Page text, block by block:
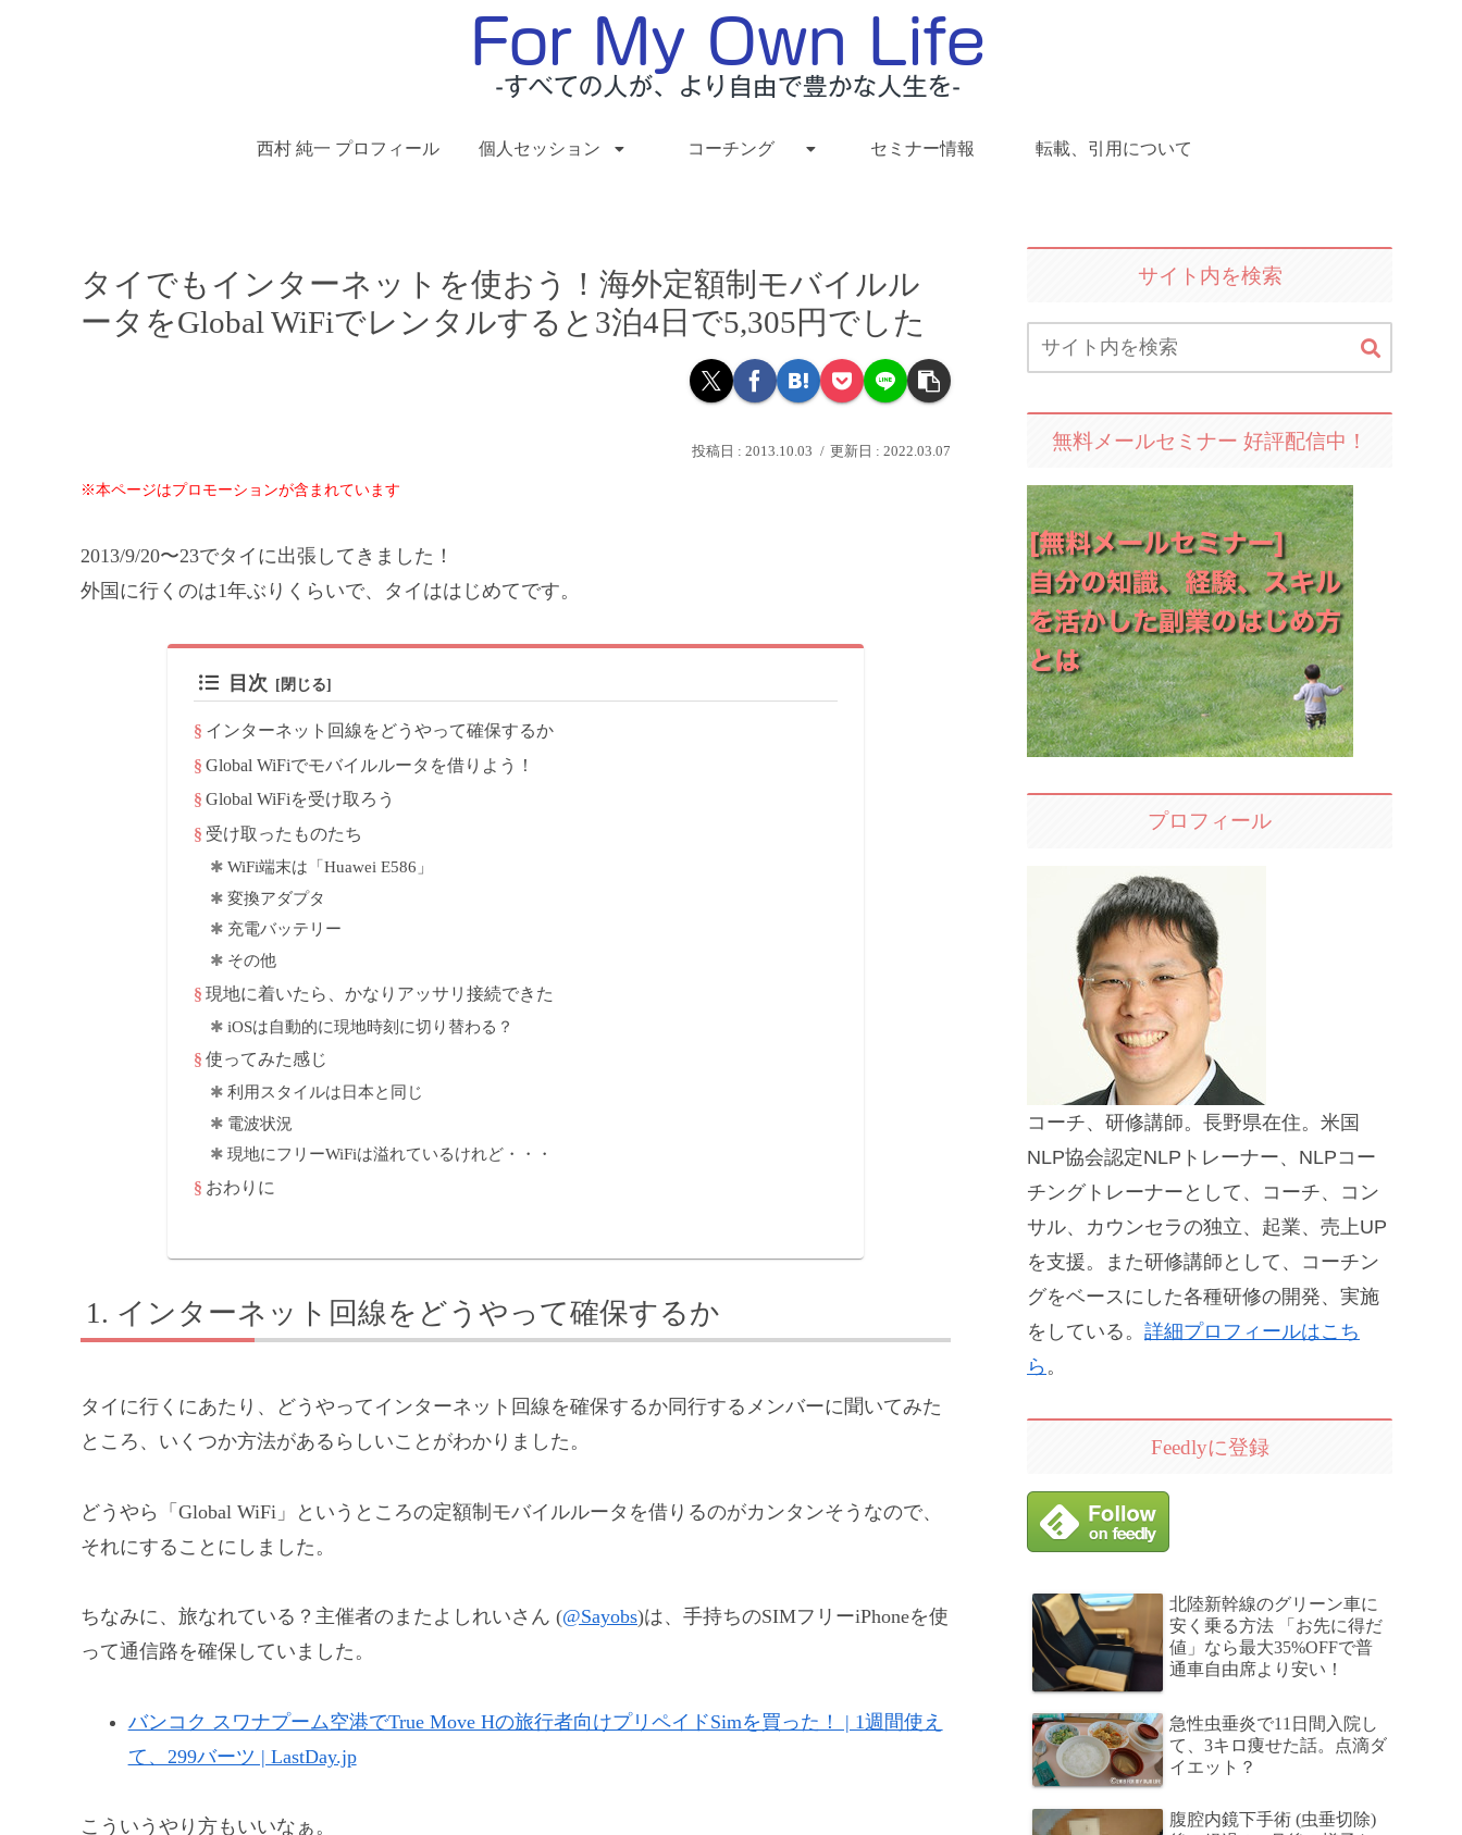
西村 純一 プロフィール 個人セッション コーチング セミナー情報 転載、引用について
タイでもインターネットを使おう！海外定額制モバイルル
ータをGlobal WiFiでレンタルすると3泊4日で5,305円でした
2013.10.03 2022.03.07
※本ページはプロモーションが含まれています
2013/9/20〜23でタイに出張してきました！
外国に行くのは1年ぶりくらいで、タイははじめてです。
目次
インターネット回線をどうやって確保するか
Global WiFiでモバイルルータを借りよう！
Global WiFiを受け取ろう
受け取ったものたち
WiFi端末は「Huawei E586」
変換アダプタ
充電バッテリー
その他
現地に着いたら、かなりアッサリ接続できた
iOSは自動的に現地時刻に切り替わる？
使ってみた感じ
利用スタイルは日本と同じ
電波状況
現地にフリーWiFiは溢れているけれど・・・
おわりに
インターネット回線をどうやって確保するか
タイに行くにあたり、どうやってインターネット回線を確保するか同行するメンバーに聞いてみた
ところ、いくつか方法があるらしいことがわかりました。
どうやら「Global WiFi」というところの定額制モバイルルータを借りるのがカンタンそうなので、
それにすることにしました。
ちなみに、旅なれている？主催者のまたよしれいさん (@Sayobs)は、手持ちのSIMフリーiPhoneを使
って通信路を確保していました。
バンコク スワナプーム空港でTrue Move Hの旅行者向けプリペイドSimを買った！ | 1週間使え
て、299バーツ | LastDay.jp
こういうやり方もいいなぁ。
サイト内を検索
無料メールセミナー 好評配信中！
プロフィール
コーチ、研修講師。長野県在住。米国
NLP協会認定NLPトレーナー、NLPコー
チングトレーナーとして、コーチ、コン
サル、カウンセラの独立、起業、売上UP
を支援。また研修講師として、コーチン
グをベースにした各種研修の開発、実施
をしている。 詳細プロフィールはこち
ら 。
Feedlyに登録
北陸新幹線のグリーン車に
安く乗る方法 「お先に得だ
値」なら最大35%OFFで普
通車自由席より安い！
急性虫垂炎で11日間入院し
て、3キロ痩せた話。点滴ダ
イエット？
腹腔内鏡下手術 (虫垂切除)